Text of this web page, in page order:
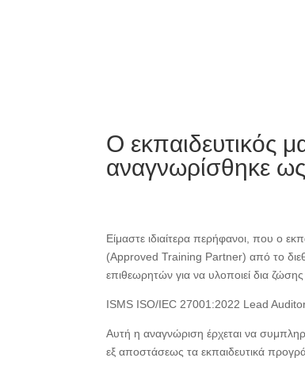
Ο εκπαιδευτικός
αναγνωρίσθηκε
Είμαστε ιδιαίτερα περήφανοι, που ο
(Approved Training Partner) από το
επιθεωρητών για να υλοποιεί δια
ISMS ISO/IEC 27001:2022 Lead
Αυτή η αναγνώριση έρχεται να
εξ αποστάσεως τα εκπαιδευτικά